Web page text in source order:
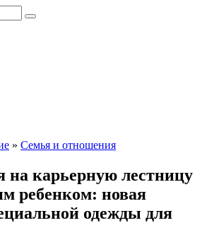
» Семья и отношения
на карьерную лестницу
ребенком: новая
одежды для